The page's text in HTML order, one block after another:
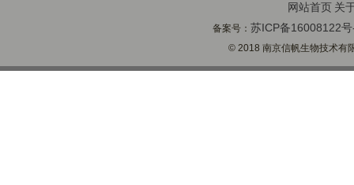
网站首页 关
备案号： 苏ICP备16008122
© 2018 南京信帆生物技术有